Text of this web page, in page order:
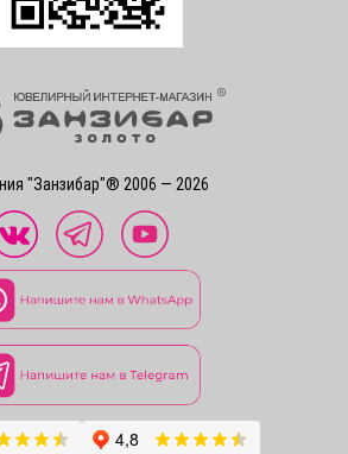
"Занзибар"® 2006 — 2026